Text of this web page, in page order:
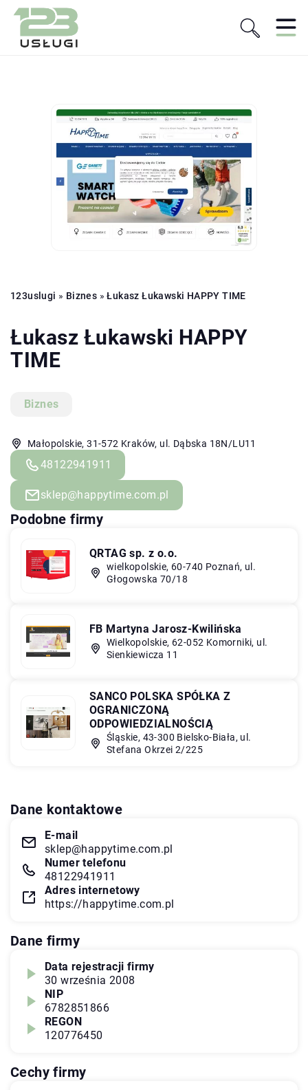
123uslugi » Biznes »Łukasz Łukawski HAPPY TIME
Łukasz Łukawski HAPPY
TIME
Biznes
Małopolskie, 31-572 Kraków, ul. Dąbska 18N/LU11
48122941911
sklep@happytime.com.pl
Podobne firmy
QRTAG sp. z o.o.
wielkopolskie, 60-740 Poznań, ul.
Głogowska 70/18
FB Martyna Jarosz-Kwilińska
Wielkopolskie, 62-052 Komorniki, ul.
Sienkiewicza 11
SANCO POLSKA SPÓŁKA Z
OGRANICZONĄ
ODPOWIEDZIALNOŚCIĄ
Śląskie, 43-300 Bielsko-Biała, ul.
Stefana Okrzei 2/225
Dane kontaktowe
E-mail
sklep@happytime.com.pl
Numer telefonu
48122941911
Adres internetowy
https://happytime.com.pl
Dane firmy
Data rejestracji firmy
30 września 2008
NIP
6782851866
REGON
120776450
Cechy firmy